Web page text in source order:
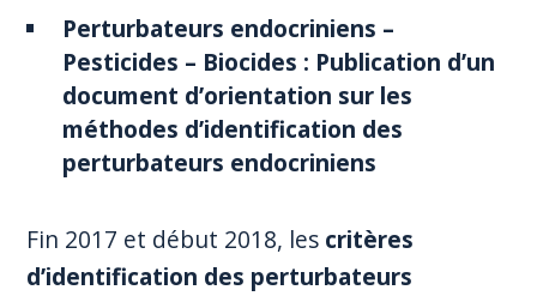
Perturbateurs endocriniens –
Pesticides – Biocides : Publication d’un
document d’orientation sur les
méthodes d’identification des
perturbateurs endocriniens
Fin 2017 et début 2018, les critères
d’identification des perturbateurs